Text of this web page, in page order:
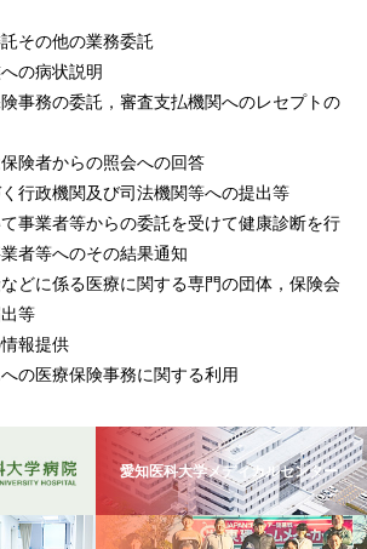
その他の業務委託
の病状説明
事務の委託，審査支払機関へのレセプトの
険者からの照会への回答
行政機関及び司法機関等への提出等
事業者等からの委託を受けて健康診断を行
者等へのその結果通知
どに係る医療に関する専門の団体，保険会
等
報提供
の医療保険事務に関する利用
愛知医科大学メディカルセンター